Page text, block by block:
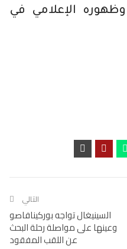
الإعلامي في
التالي
السينيغال تواجه بوركينافاصو
وعينها على مواصلة رحلة البحث
عن اللقب المفقود